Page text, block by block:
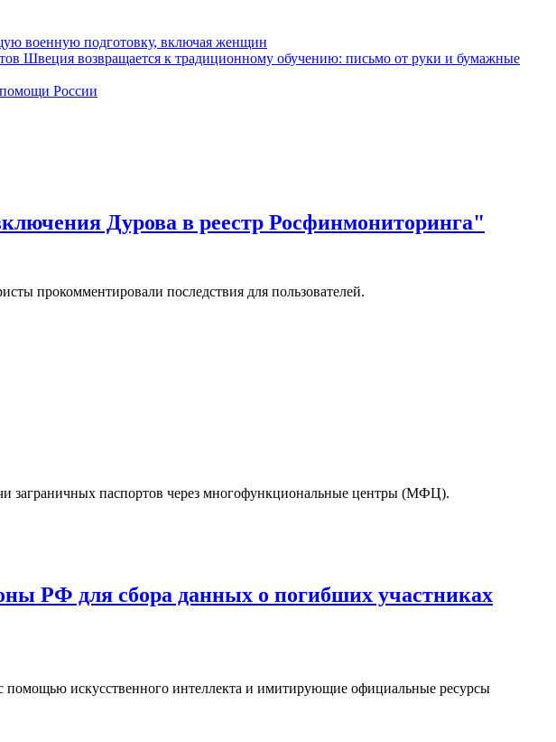
военную подготовку, включая женщин
Швеция возвращается к традиционному обучению: письмо от руки и бумажные
помощи России
Дурова в реестр Росфинмониторинга"
прокомментировали последствия для пользователей.
заграничных паспортов через многофункциональные центры (МФЦ).
РФ для сбора данных о погибших участниках
искусственного интеллекта и имитирующие официальные ресурсы